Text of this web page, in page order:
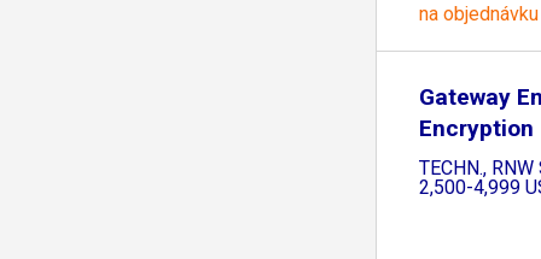
na objednávku
Gateway
Encryption
PGP
TECHN.,
2,500-4,999